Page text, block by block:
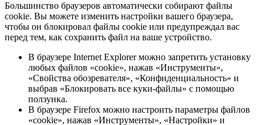
Большинство браузеров автоматически собирают файлы
cookie. Вы можете изменить настройки вашего браузера,
чтобы он блокировал файлы cookie или предупреждал вас
перед тем, как сохранить файл на ваше устройство.
В браузере Internet Explorer можно запретить установку
любых файлов «cookie», нажав «Инструменты»,
«Свойства обозревателя», «Конфиденциальность» и
выбрав «Блокировать все куки-файлы» с помощью
ползунка.
В браузере Firefox можно настроить параметры файлов
«cookie», нажав «Инструменты», «Настройки» и